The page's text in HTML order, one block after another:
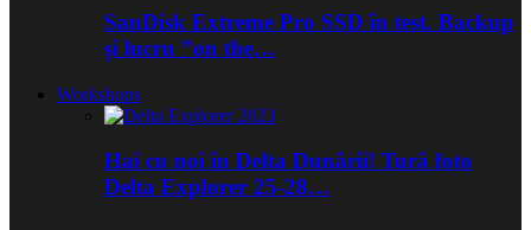
SanDisk Extreme Pro SSD în test. Backup
și lucru ”on the…
Workshops
Hai cu noi în Delta Dunării! Tură foto
Delta Explorer 25-28…